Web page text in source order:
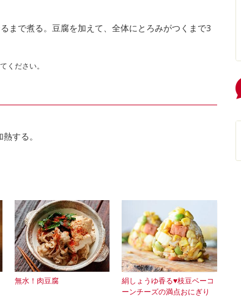
まで煮る。豆腐を加えて、全体にとろみがつくまで3
ください。
する。
無水！肉豆腐
絹しょうゆ香る♥枝豆ベーコ
ーンチーズの満点おにぎり